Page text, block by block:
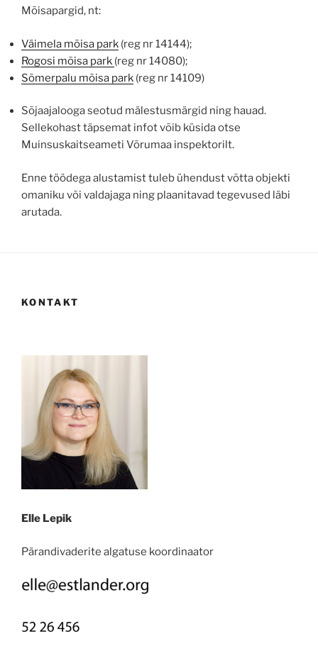
Mõisapargid, nt:
Väimela mõisa park (reg nr 14144);
Rogosi mõisa park (reg nr 14080);
Sõmerpalu mõisa park (reg nr 14109)
Sõjaajalooga seotud mälestusmärgid ning hauad.
Sellekohast täpsemat infot võib küsida otse
Muinsuskaitseameti Võrumaa inspektorilt.
Enne töödega alustamist tuleb ühendust võtta objekti
omaniku või valdajaga ning plaanitavad tegevused läbi
arutada.
KONTAKT
Elle Lepik
Pärandivaderite algatuse koordinaator